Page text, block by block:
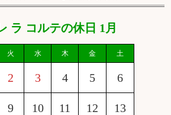
白ワイン
ラ コルテの休日 1月
火 水 木 金 土
2 3 4 5 6
9 10 11 12 13